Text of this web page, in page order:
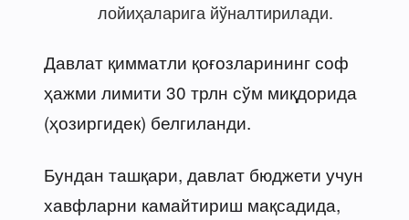
лойиҳаларига йўналтирилади.
Давлат қимматли қоғозларининг соф
ҳажми лимити 30 трлн сўм миқдорида
(ҳозиргидек) белгиланди.
Бундан ташқари, давлат бюджети учун
хавфларни камайтириш мақсадида,